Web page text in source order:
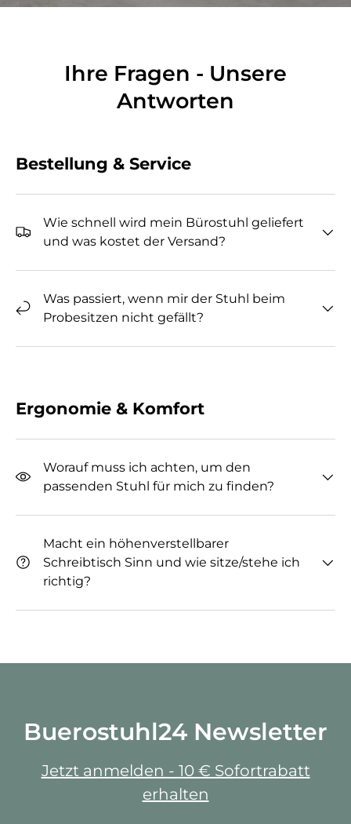
Ihre Fragen - Unsere
Antworten
Bestellung & Service
Wie schnell wird mein Bürostuhl geliefert
und was kostet der Versand?
Was passiert, wenn mir der Stuhl beim
Probesitzen nicht gefällt?
Ergonomie & Komfort
Worauf muss ich achten, um den
passenden Stuhl für mich zu finden?
Macht ein höhenverstellbarer
Schreibtisch Sinn und wie sitze/stehe ich
richtig?
Buerostuhl24 Newsletter
Jetzt anmelden - 10 € Sofortrabatt
erhalten